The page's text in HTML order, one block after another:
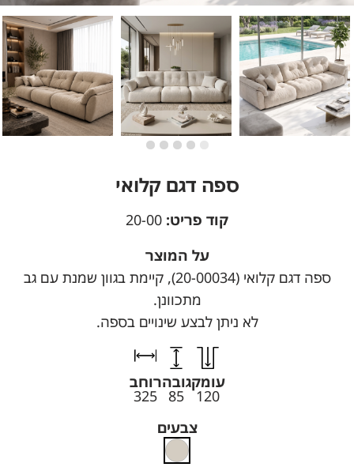
ספה דגם קלואי
קוד פריט: 20-00
על המוצר
ספה דגם קלואי (20-00034), קיימת בגוון שמנת עם גב
מתכוונן.
לא ניתן לבצע שינויים בספה.
עומק
120
גובה
85
רוחב
325
צבעים